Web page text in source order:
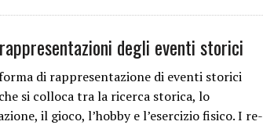
degli eventi storici
di rappresentazione di eventi storici
si colloca tra la ricerca storica, lo
il gioco, l’hobby e l’esercizio fisico. I re-